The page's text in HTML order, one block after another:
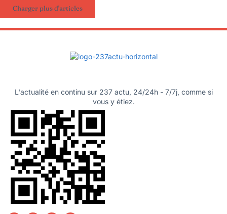
Charger plus d'articles
L'actualité en continu sur 237 actu, 24/24h - 7/7j, comme si
vous y étiez.